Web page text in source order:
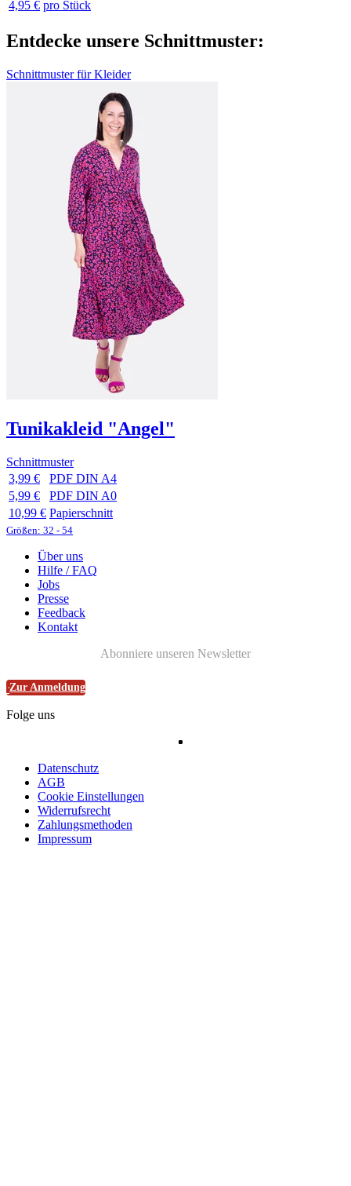
4,95 € pro Stück
Entdecke unsere Schnittmuster:
Schnittmuster für Kleider
Tunikakleid "Angel"
Schnittmuster
3,99 €
PDF DIN A4
5,99 €
PDF DIN A0
10,99 € Papierschnitt
Größen: 32 - 54
Über uns
Hilfe / FAQ
Jobs
Presse
Feedback
Kontakt
Abonniere unseren Newsletter
Zur Anmeldung
Folge uns
Datenschutz
AGB
Cookie Einstellungen
Widerrufsrecht
Zahlungsmethoden
Impressum